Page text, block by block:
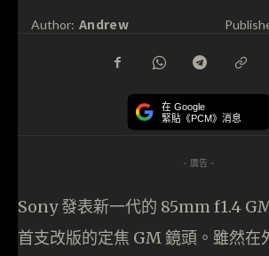
Author: Andrew
在 Google
緊貼《PCM》消息
- 廣告 -
Sony 發表新一代的 85mm f1.4
首支改版的定焦 GM 鏡頭。雖然在